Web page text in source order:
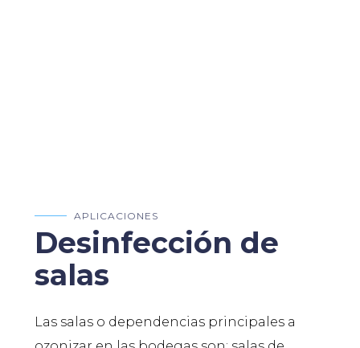
APLICACIONES
Desinfección de
salas
Las salas o dependencias principales a